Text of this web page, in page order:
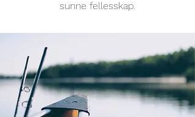
Det er en enkel og enkel måte å gi
sunne fellesskap.